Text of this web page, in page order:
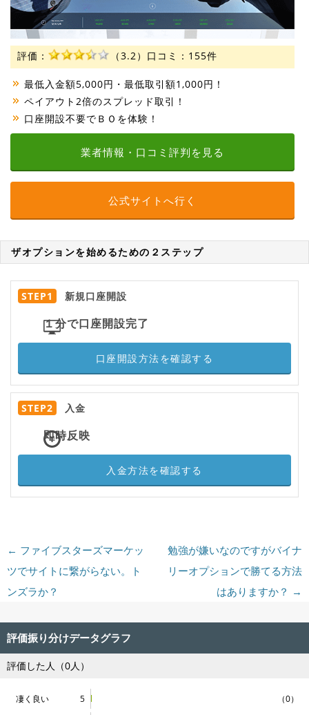
評価： （3.2） 口コミ：155件
最低入金額5,000円・最低取引額1,000円！
ペイアウト2倍のスプレッド取引！
口座開設不要でＢＯを体験！
業者情報・口コミ評判を見る
公式サイトへ行く
ザオプションを始めるための２ステップ
STEP1 新規口座開設
１分で口座開設完了
口座開設方法を確認する
STEP2 入金
即時反映
入金方法を確認する
投稿ナビゲーション
← ファイブスターズマーケッ
ツでサイトに繋がらない。ト
ンズラか？
勉強が嫌いなのですがバイナ
リーオプションで勝てる方法
はありますか？ →
評価振り分けデータグラフ
評価した人（0人）
凄く良い 5
（0）